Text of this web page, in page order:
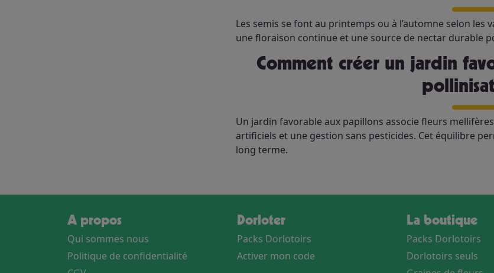
Les semis se font au printemps ou à l’automne selon
une floraison continue et une source de nectar durable
Comment créer un jardin favorable aux papillons et aux
Un jardin favorable aux papillons associe fleurs
artificiels et une gestion sans pesticides. Cet équilibre
long terme.
A propos
Qui sommes nous
Politique de confidentialité
Dorloter
Packs Dorlotoirs
Activer mon code
La boutique
Packs Dorlotoirs
Dorlotoirs seuls